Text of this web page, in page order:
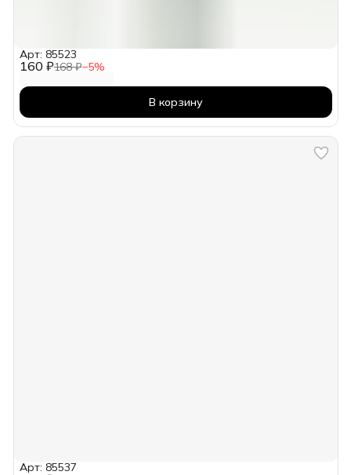
160 ₽168 ₽−5%
Арт: 85523
В корзину
Арт: 85537